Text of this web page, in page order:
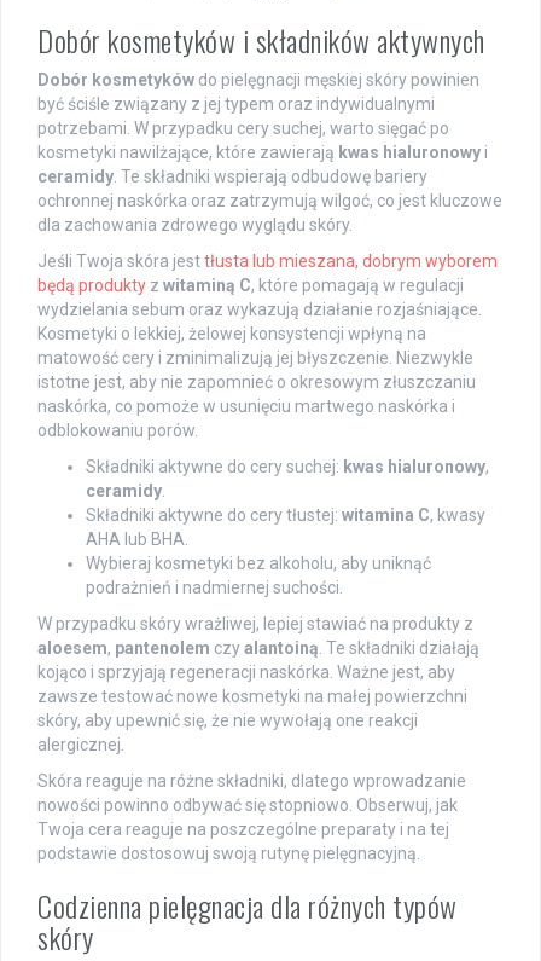
Dobór kosmetyków i składników aktywnych
Dobór kosmetyków do pielęgnacji męskiej skóry powinien
być ściśle związany z jej typem oraz indywidualnymi
potrzebami. W przypadku cery suchej, warto sięgać po
kosmetyki nawilżające, które zawierają kwas hialuronowy i
ceramidy. Te składniki wspierają odbudowę bariery
ochronnej naskórka oraz zatrzymują wilgoć, co jest kluczowe
dla zachowania zdrowego wyglądu skóry.
Jeśli Twoja skóra jesttłusta lub mieszana, dobrym wyborem
będą produkty z witaminą C, które pomagają w regulacji
wydzielania sebum oraz wykazują działanie rozjaśniające.
Kosmetyki o lekkiej, żelowej konsystencji wpłyną na
matowość cery i zminimalizują jej błyszczenie. Niezwykle
istotne jest, aby nie zapomnieć o okresowym złuszczaniu
naskórka, co pomoże w usunięciu martwego naskórka i
odblokowaniu porów.
Składniki aktywne do cery suchej: kwas hialuronowy,
ceramidy.
Składniki aktywne do cery tłustej: witamina C, kwasy
AHA lub BHA.
Wybieraj kosmetyki bez alkoholu, aby uniknąć
podrażnień i nadmiernej suchości.
W przypadku skóry wrażliwej, lepiej stawiać na produkty z
aloesem, pantenolem czyalantoiną. Te składniki działają
kojąco i sprzyjają regeneracji naskórka. Ważne jest, aby
zawsze testować nowe kosmetyki na małej powierzchni
skóry, aby upewnić się, że nie wywołają one reakcji
alergicznej.
Skóra reaguje na różne składniki, dlatego wprowadzanie
nowości powinno odbywać się stopniowo. Obserwuj, jak
Twoja cera reaguje na poszczególne preparaty i na tej
podstawie dostosowuj swoją rutynę pielęgnacyjną.
Codzienna pielęgnacja dla różnych typów
skóry